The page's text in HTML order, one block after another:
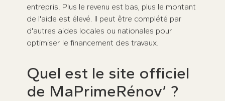
entrepris. Plus le revenu est bas, plus le montant
de l'aide est élevé. Il peut être complété par
d'autres aides locales ou nationales pour
optimiser le financement des travaux.
Quel est le site officiel
de MaPrimeRénov’ ?